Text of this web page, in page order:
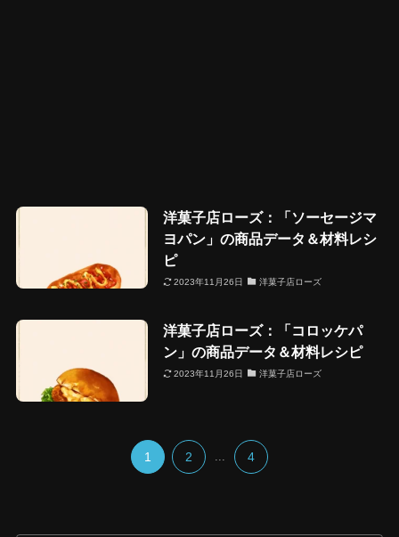
洋菓子店ローズ：「ソーセージマ
ヨパン」の商品データ＆材料レシ
ピ
2023年11月26日 洋菓子店ローズ
洋菓子店ローズ：「コロッケパ
ン」の商品データ＆材料レシピ
2023年11月26日 洋菓子店ローズ
1 2 4